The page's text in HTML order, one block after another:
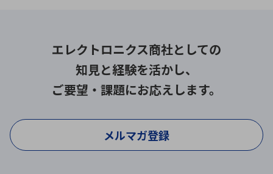
エレクトロニクス商社としての
知見と経験を活かし、
ご要望・課題にお応えします。
メルマガ登録